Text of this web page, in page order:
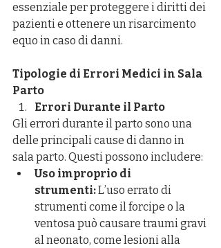
essenziale per proteggere i diritti dei
pazienti e ottenere un risarcimento
equo in caso di danni.
Tipologie di Errori Medici in Sala
Parto
Errori Durante il Parto
Gli errori durante il parto sono una
delle principali cause di danno in
sala parto. Questi possono includere:
Uso improprio di
strumenti: L’uso errato di
strumenti come il forcipe o la
ventosa può causare traumi gravi
al neonato, come lesioni alla